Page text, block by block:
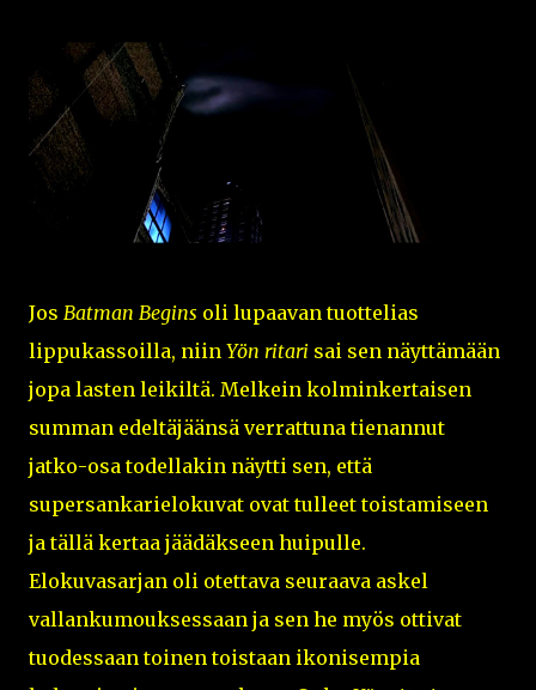
Jos Batman Begins oli lupaavan tuottelias
lippukassoilla, niin Yön ritari sai sen näyttämään
jopa lasten leikiltä. Melkein kolminkertaisen
summan edeltäjäänsä verrattuna tienannut
jatko-osa todellakin näytti sen, että
supersankarielokuvat ovat tulleet toistamiseen
ja tällä kertaa jäädäkseen huipulle.
Elokuvasarjan oli otettava seuraava askel
vallankumouksessaan ja sen he myös ottivat
tuodessaan toinen toistaan ikonisempia